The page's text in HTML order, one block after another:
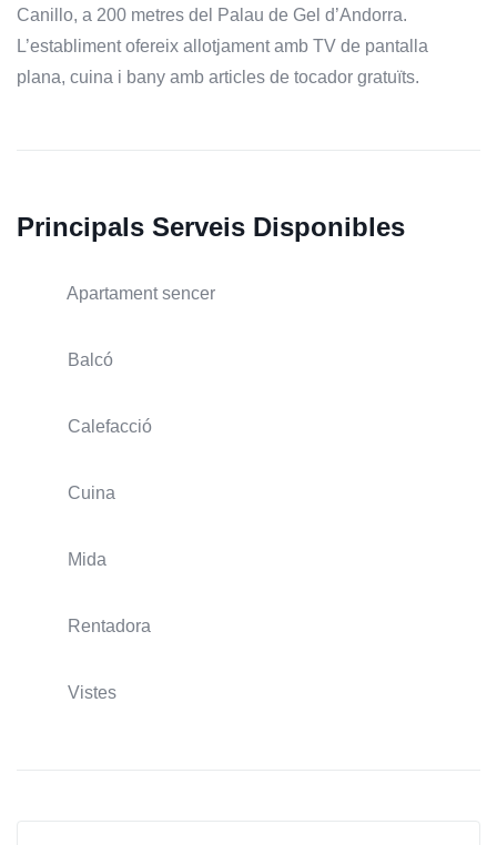
Canillo, a 200 metres del Palau de Gel d’Andorra.
L’establiment ofereix allotjament amb TV de pantalla
plana, cuina i bany amb articles de tocador gratuïts.
Principals Serveis Disponibles
Apartament sencer
Balcó
Calefacció
Cuina
Mida
Rentadora
Vistes